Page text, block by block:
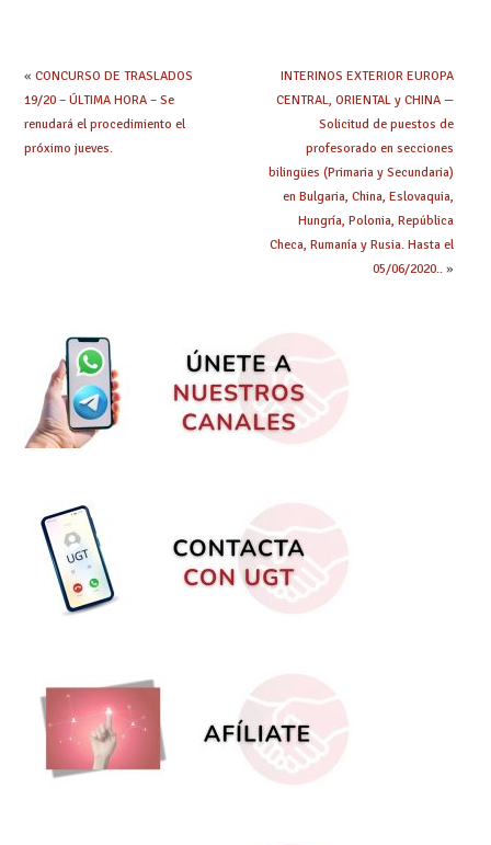
« CONCURSO DE TRASLADOS
19/20 – ÚLTIMA HORA – Se
renudará el procedimiento el
próximo jueves.
INTERINOS EXTERIOR EUROPA
CENTRAL, ORIENTAL y CHINA —
Solicitud de puestos de
profesorado en secciones
bilingües (Primaria y Secundaria)
en Bulgaria, China, Eslovaquia,
Hungría, Polonia, República
Checa, Rumanía y Rusia. Hasta el
05/06/2020..»